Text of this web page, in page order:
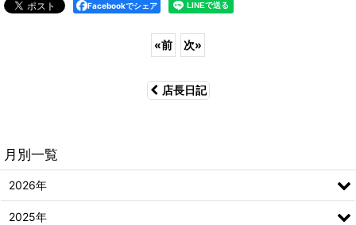
Facebookでシェア
«前 次»
店長日記
月別一覧
2026年
2025年